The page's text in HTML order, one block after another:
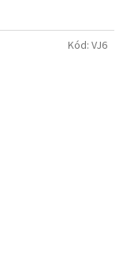
Kód: VJ6